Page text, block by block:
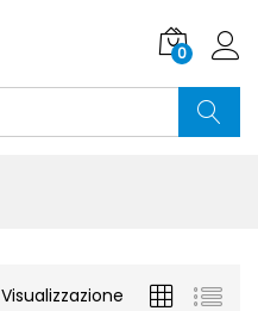
0
Visualizzazione